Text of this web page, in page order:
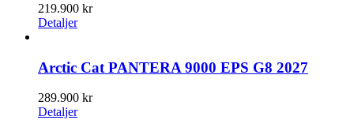
219.900 kr
Detaljer
Arctic Cat PANTERA 9000 EPS G8 2027
289.900 kr
Detaljer